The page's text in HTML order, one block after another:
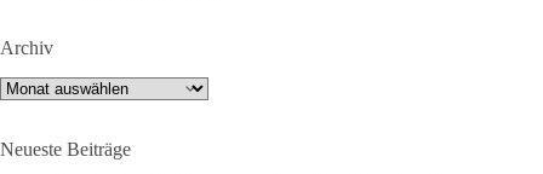
si=2b_C6GgNY9EB-rXw
❤️ Wir freuen uns über deine Unterstützung:
Archiv
Archiv
Neueste Beiträge